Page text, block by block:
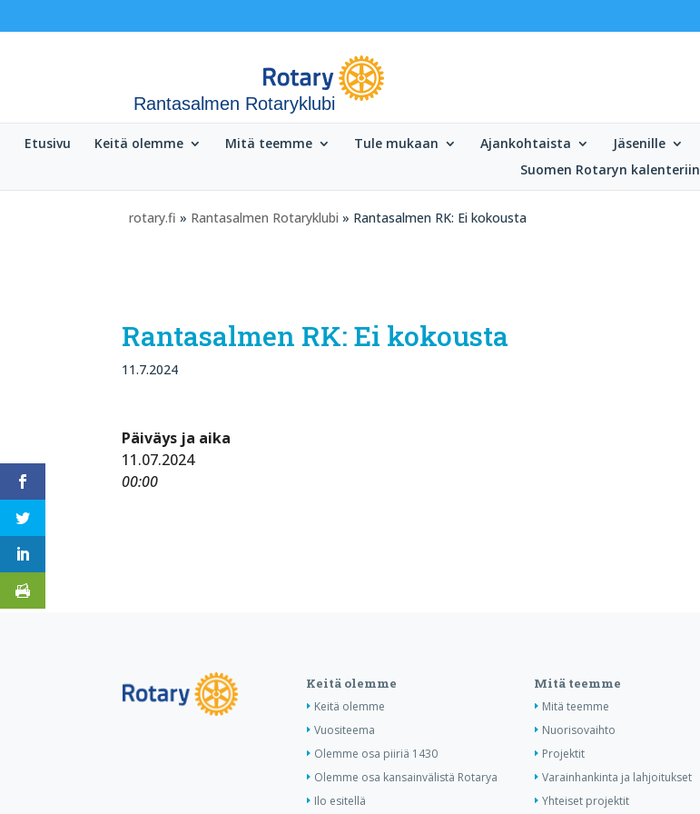
Rantasalmen Rotaryklubi
Etusivu Keitä olemme Mitä teemme Tule mukaan Ajankohtaista Jäsenille
Suomen Rotaryn kalenteriin
rotary.fi » Rantasalmen Rotaryklubi » Rantasalmen RK: Ei kokousta
Rantasalmen RK: Ei kokousta
11.7.2024
Päiväys ja aika
11.07.2024
00:00
Keitä olemme
Keitä olemme
Vuositeema
Olemme osa piiriä 1430
Olemme osa kansainvälistä Rotarya
Ilo esitellä
Mitä teemme
Mitä teemme
Nuorisovaihto
Projektit
Varainhankinta ja lahjoitukset
Yhteiset projektit